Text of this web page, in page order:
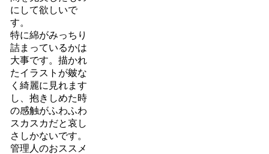
にして欲しいで
す。
特に綿がみっちり
詰まっているかは
大事です。描かれ
たイラストが皴な
く綺麗に見れます
し、抱きしめた時
の感触がふわふわ
スカスカだと哀し
さしかないです。
管理人のおススメ